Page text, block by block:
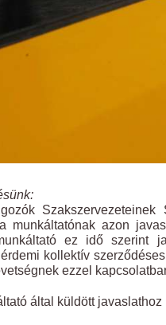
munkáltatónak azon
ez idő szerint
kollektív
ezzel
által küldött